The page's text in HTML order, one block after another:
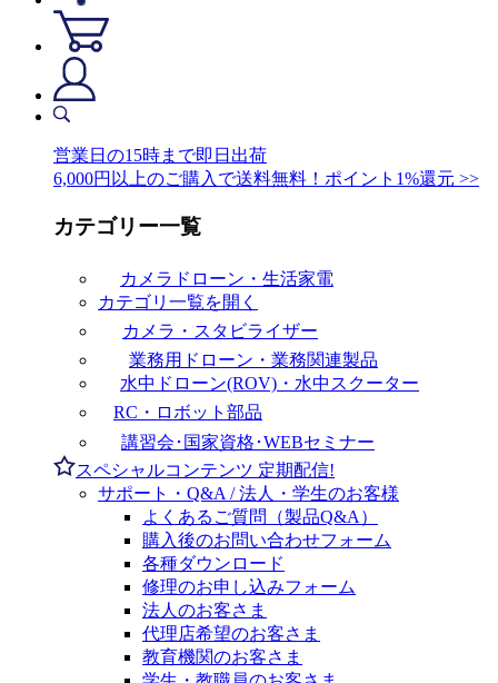
営業日の15時まで即日出荷
6,000円以上のご購入で送料無料！ポイント1%還元 >>
カテゴリー一覧
カメラドローン・生活家電
カテゴリ一覧を開く
カメラ・スタビライザー
業務用ドローン・業務関連製品
水中ドローン(ROV)・水中スクーター
RC・ロボット部品
講習会･国家資格･WEBセミナー
スペシャルコンテンツ 定期配信!
サポート・Q&A / 法人・学生のお客様
よくあるご質問（製品Q&A）
購入後のお問い合わせフォーム
各種ダウンロード
修理のお申し込みフォーム
法人のお客さま
代理店希望のお客さま
教育機関のお客さま